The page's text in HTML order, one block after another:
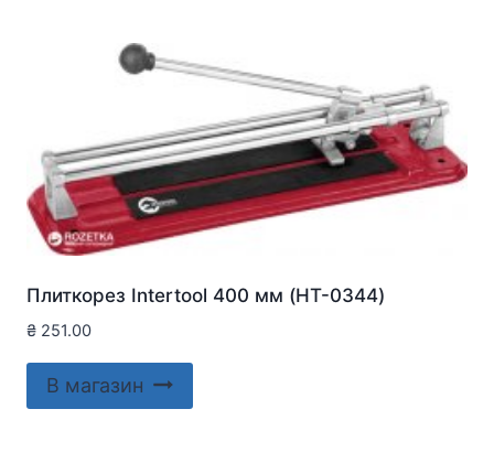
Плиткорез Intertool 400 мм (HT-0344)
₴ 251.00
В магазин